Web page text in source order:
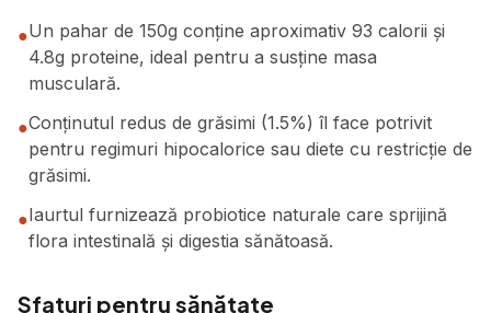
●Un pahar de 150g conține aproximativ 93 calorii și
4.8g proteine, ideal pentru a susține masa
musculară.
●Conținutul redus de grăsimi (1.5%) îl face potrivit
pentru regimuri hipocalorice sau diete cu restricție de
grăsimi.
●Iaurtul furnizează probiotice naturale care sprijină
flora intestinală și digestia sănătoasă.
Sfaturi pentru sănătate